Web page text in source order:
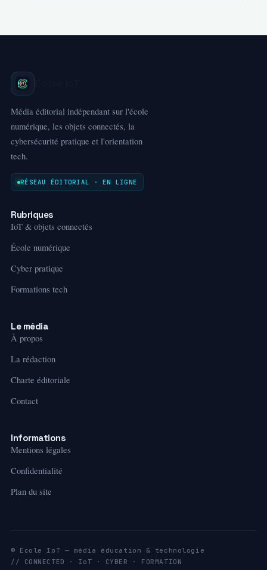
Média éditorial indépendant sur l'école
numérique, les objets connectés, la
cybersécurité pratique et l'orientation
tech.
RÉSEAU ÉDITORIAL · EN LIGNE
Rubriques
IoT & objets connectés
École numérique
Cyber pratique
Formations tech
Le média
À propos
La rédaction
Charte éditoriale
Contact
Informations
Mentions légales
Confidentialité
Plan du site
© École IoT — média éducation & technologie
// CONNECTED · IoT · CYBER · FORMATION